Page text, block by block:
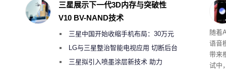
理”
随着
语音
带来
试中
三星展示下一代3D内存与突破性
V10 BV-NAND技术
三星中国开始收缩手机布局：30万元
月销售额不达标门店 将被逐步清退
LG与三星整治智能电视应用 切断后台
偷偷共享带宽的违规行为
三星拟引入喷墨涂层新技术 助力